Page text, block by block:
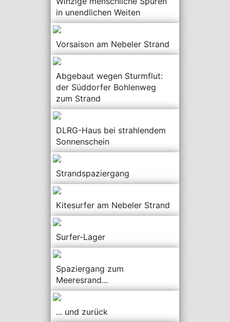
in unendlichen Weiten
Vorsaison am Nebeler Strand
Abgebaut wegen Sturmflut:
der Süddorfer Bohlenweg
zum Strand
DLRG-Haus bei strahlendem
Sonnenschein
Strandspaziergang
Kitesurfer am Nebeler Strand
Surfer-Lager
Spaziergang zum
Meeresrand...
... und zurück